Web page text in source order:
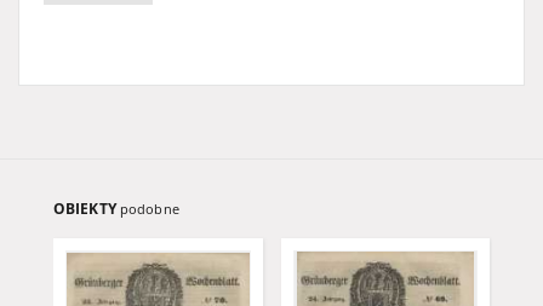
OBIEKTY podobne